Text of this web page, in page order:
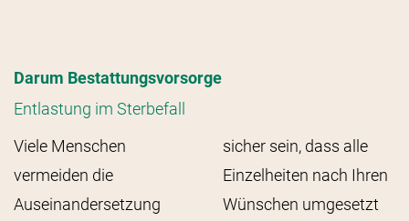
Darum Bestattungsvorsorge
Entlastung im Sterbefall
Viele Menschen
vermeiden die
Auseinandersetzung
sicher sein, dass alle
Einzelheiten nach Ihren
Wünschen umgesetzt